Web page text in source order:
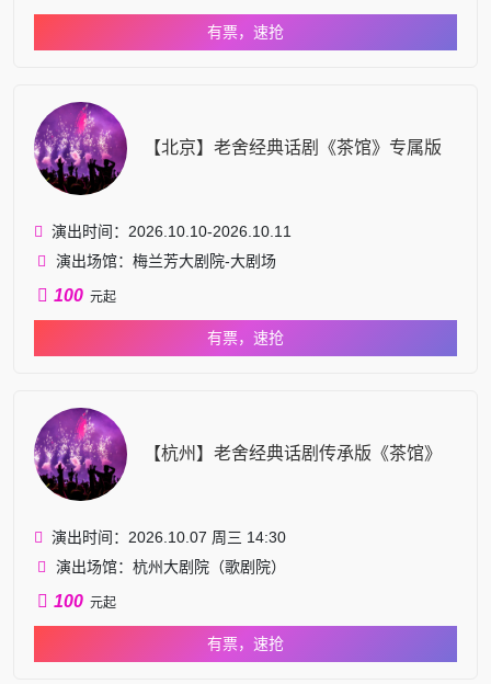
有票，速抢
【北京】老舍经典话剧《茶馆》专属版
演出时间：2026.10.10-2026.10.11
演出场馆：梅兰芳大剧院-大剧场
100 元起
有票，速抢
【杭州】老舍经典话剧传承版《茶馆》
演出时间：2026.10.07 周三 14:30
演出场馆：杭州大剧院（歌剧院）
100 元起
有票，速抢